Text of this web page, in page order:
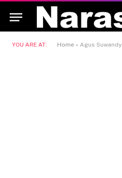
YOU ARE AT: Home » Agus Suwandy